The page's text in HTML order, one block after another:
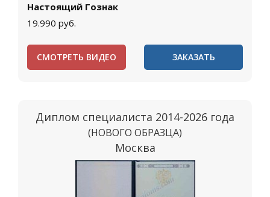
Настоящий Гознак
19.990 руб.
СМОТРЕТЬ ВИДЕО ЗАКАЗАТЬ
Диплом специалиста 2014-2026 года
(НОВОГО ОБРАЗЦА)
Москва